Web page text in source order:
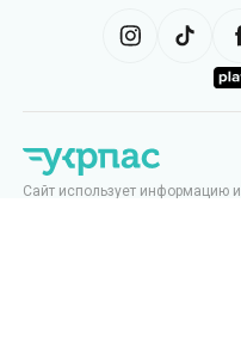
Сайт использует информацию